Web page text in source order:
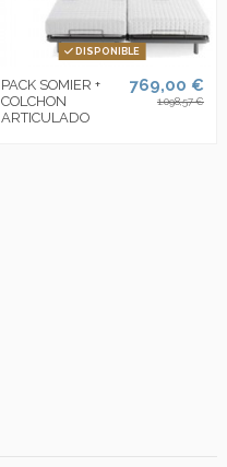
DISPONIBLE
PACK SOMIER +
COLCHON
ARTICULADO
769,00 €
1.098,57 €